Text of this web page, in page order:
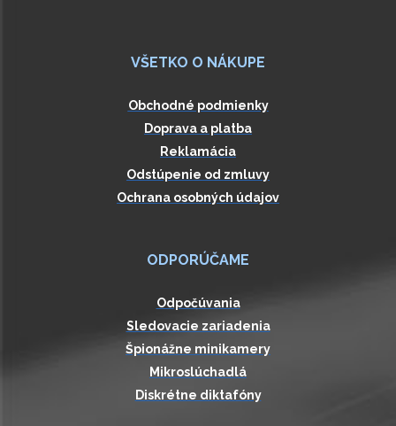
VŠETKO O NÁKUPE
Obchodné podmienky
Doprava a platba
Reklamácia
Odstúpenie od zmluvy
Ochrana osobných údajov
ODPORÚČAME
Odpočúvania
Sledovacie zariadenia
Špionážne minikamery
Mikroslúchadlá
Diskrétne diktafóny